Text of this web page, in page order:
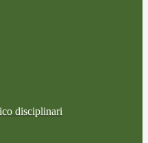
disciplinari